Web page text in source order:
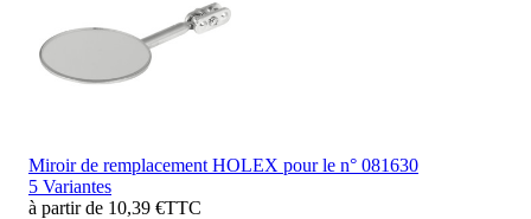
Miroir de remplacement HOLEX pour le n° 081630
5 Variantes
à partir de 10,39 €TTC